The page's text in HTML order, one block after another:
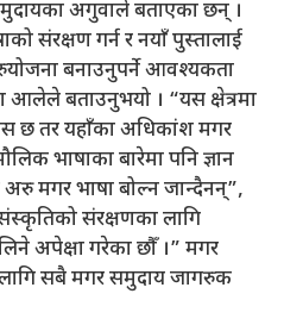
अगुवाले बताएका छन् ।
संरक्षण गर्न र नयाँ पुस्तालाई
बनाउनुपर्ने आवश्यकता
आलेले बताउनुभयो । “यस क्षेत्रमा
छ तर यहाँका अधिकांश मगर
भाषाका बारेमा पनि ज्ञान
मगर भाषा बोल्न जान्दैनन्”,
संरक्षणका लागि
अपेक्षा गरेका छौँ ।” मगर
सबै मगर समुदाय जागरुक